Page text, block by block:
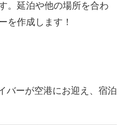
。延泊や他の場所を合わ
を作成します！
バーが空港にお迎え、宿泊